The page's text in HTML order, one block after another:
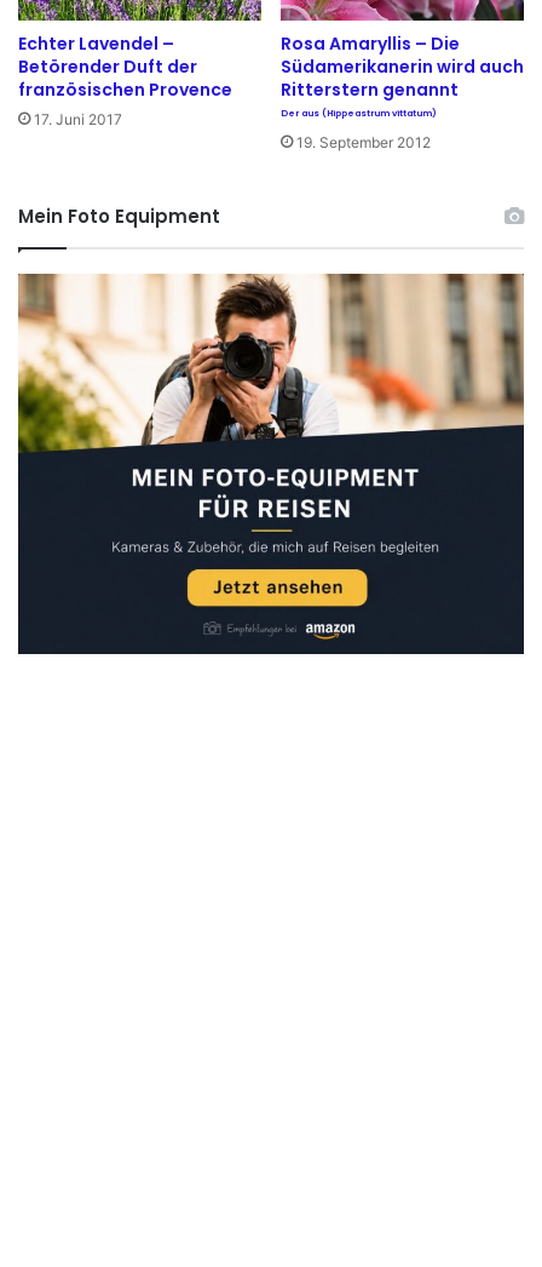
i
ß
o
d
e
a
u
h
e
i
ß
t
k
i
r
c
e
Echter Lavendel –
Betörender Duft der
französischen Provence
17. Juni 2017
Rosa Amaryllis – Die
Südamerikanerin wird auch
Ritterstern genannt
Der aus (Hippeastrum vittatum)
19. September 2012
Mein Foto Equipment